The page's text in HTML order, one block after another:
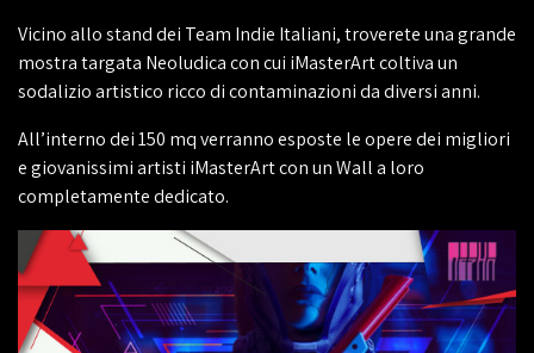
Vicino allo stand dei Team Indie Italiani, troverete una grande
mostra targata Neoludica con cui iMasterArt coltiva un
sodalizio artistico ricco di contaminazioni da diversi anni.
All’interno dei 150 mq verranno esposte le opere dei migliori
e giovanissimi artisti iMasterArt con un Wall a loro
completamente dedicato.